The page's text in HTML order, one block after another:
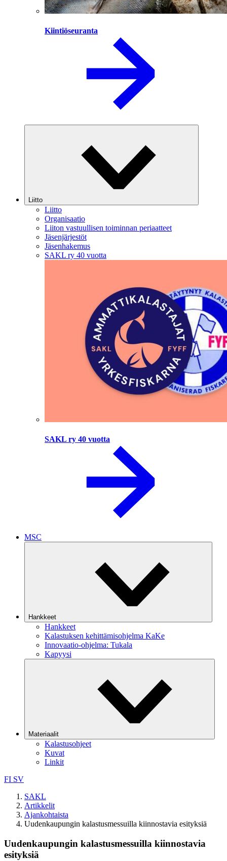
Kiintiöseuranta
Liitto
Liitto
Organisaatio
Liiton vastuullisen toiminnan periaatteet
Jäsenjärjestöt
Jäsenhakemus
SAKL ry 40 vuotta
SAKL ry 40 vuotta
MSC
Hankkeet
Hankkeet
Kalastuksen kehittämisohjelma KaKe
Innovaatio-ohjelma: Tukala
Kapyysi
Materiaalit
Kalastusohjeet
Kuvat
Linkit
FI SV
SAKL
Artikkelit
Ajankohtaista
Uudenkaupungin kalastusmessuilla kiinnostavia esityksiä
Uudenkaupungin kalastusmessuilla kiinnostavia
esityksiä